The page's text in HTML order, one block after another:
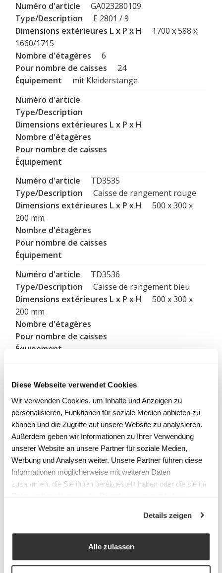
Diese Webseite verwendet Cookies
Wir verwenden Cookies, um Inhalte und Anzeigen zu
personalisieren, Funktionen für soziale Medien anbieten zu
können und die Zugriffe auf unsere Website zu analysieren.
Außerdem geben wir Informationen zu Ihrer Verwendung
unserer Website an unsere Partner für soziale Medien,
Werbung und Analysen weiter. Unsere Partner führen diese
Informationen möglicherweise mit weiteren Daten
zusammen, die Sie ihnen bereitgestellt haben oder die sie im
Rahmen Ihrer Nutzung der Dienste gesammelt haben.
Details zeigen
Alle zulassen
GA023280109
E 2801 / 9
1700 x 588 x
1660/1715
6
24
mit Kleiderstange
TD3535
Caisse de rangement rouge
500 x 300 x
200 mm
TD3536
Caisse de rangement bleu
500 x 300 x
200 mm
TD3537
Caisse de rangement vert
200 mm
TD3538
Caisse de rangement jaune
500 x 300 x
200 mm
Étiquettes (100 pcs.)